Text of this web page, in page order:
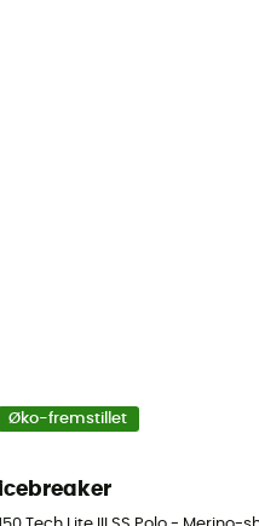
Øko-fremstillet